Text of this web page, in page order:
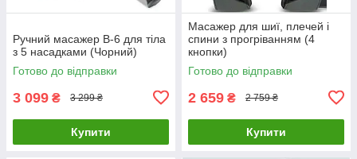
Ручний масажер B-6 для тіла
з 5 насадками (Чорний)
Готово до відправки
3 099 ₴ 3 299 ₴
Купити
Масажер для шиї, плечей і
спини з прогріванням (4
кнопки)
Готово до відправки
2 659 ₴ 2 759 ₴
Купити